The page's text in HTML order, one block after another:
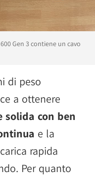
Gen 3 contiene un cavo
di peso
a ottenere
solida con ben
e la
rapida
Per quanto